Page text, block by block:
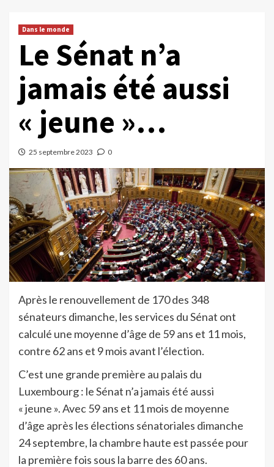
Dans le monde
Le Sénat n’a
jamais été aussi
« jeune »…
25 septembre 2023 0
Après le renouvellement de 170 des 348
sénateurs dimanche, les services du Sénat ont
calculé une moyenne d’âge de 59 ans et 11 mois,
contre 62 ans et 9 mois avant l’élection.
C’est une grande première au palais du
Luxembourg : le Sénat n’a jamais été aussi
« jeune ». Avec 59 ans et 11 mois de moyenne
d’âge après les élections sénatoriales dimanche
24 septembre, la chambre haute est passée pour
la première fois sous la barre des 60 ans.